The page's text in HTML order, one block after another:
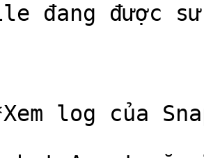
đang được
log của